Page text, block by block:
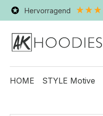
Hervorragend
HOME STYLE Motive